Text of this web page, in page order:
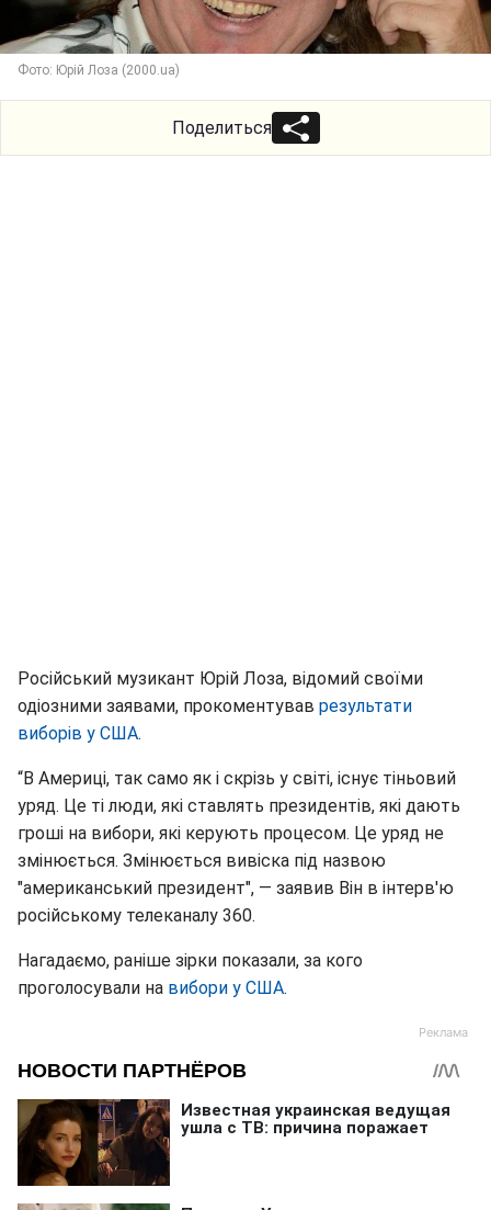
Фото: Юрій Лоза (2000.ua)
Поделиться
Російський музикант Юрій Лоза, відомий своїми
одіозними заявами, прокоментував результати
виборів у США.
“В Америці, так само як і скрізь у світі, існує тіньовий
уряд. Це ті люди, які ставлять президентів, які дають
гроші на вибори, які керують процесом. Це уряд не
змінюється. Змінюється вивіска під назвою
"американський президент", — заявив Він в інтерв'ю
російському телеканалу 360.
Нагадаємо, раніше зірки показали, за кого
проголосували на вибори у США.